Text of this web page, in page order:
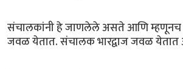
संचालकांनी हे जाणलेले असते आणि म्हणूनच
जवळ येतात. संचालक भारद्वाज जवळ येतात